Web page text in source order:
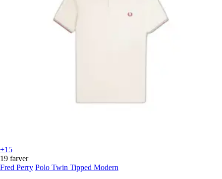
+15
19 farver
Fred Perry Polo Twin Tipped Modern